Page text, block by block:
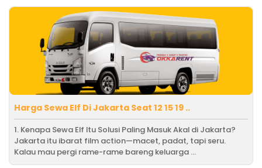
Harga Sewa Elf Di Jakarta Seat 12 15 19 ..
1. Kenapa Sewa Elf Itu Solusi Paling Masuk Akal di Jakarta?
Jakarta itu ibarat film action—macet, padat, tapi seru.
Kalau mau pergi rame-rame bareng keluarga ...